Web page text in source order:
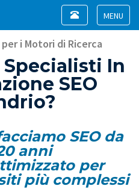
Toggle
Toggle
navigation
i Motori di Ricerca
In
SEO
SEO da
anni
per
più complessi